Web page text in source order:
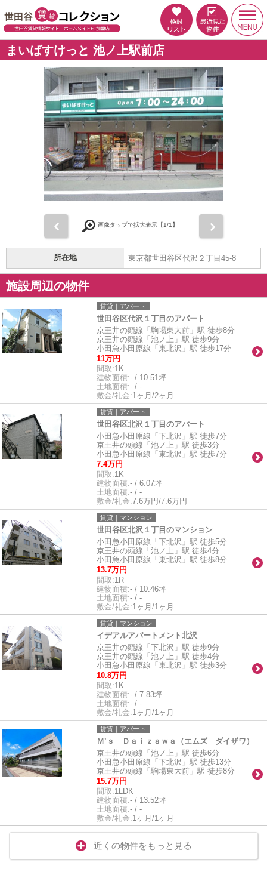
まいばすけっと 池ノ上駅前店
画像タップで拡大表示【1/1】
所在地 東京都世田谷区代沢２丁目45-8
施設周辺の物件
賃貸｜アパート
世田谷区代沢１丁目のアパート
京王井の頭線「駒場東大前」駅 徒歩8分
京王井の頭線「池ノ上」駅 徒歩9分
小田急小田原線「東北沢」駅 徒歩17分
11万円
間取:1K
建物面積:- / 10.51坪
土地面積:- / -
敷金/礼金:1ヶ月/2ヶ月
賃貸｜アパート
世田谷区北沢１丁目のアパート
小田急小田原線「下北沢」駅 徒歩7分
京王井の頭線「池ノ上」駅 徒歩3分
小田急小田原線「東北沢」駅 徒歩7分
7.4万円
間取:1K
建物面積:- / 6.07坪
土地面積:- / -
敷金/礼金:7.6万円/7.6万円
賃貸｜マンション
世田谷区北沢１丁目のマンション
小田急小田原線「下北沢」駅 徒歩5分
京王井の頭線「池ノ上」駅 徒歩4分
小田急小田原線「東北沢」駅 徒歩8分
13.7万円
間取:1R
建物面積:- / 10.46坪
土地面積:- / -
敷金/礼金:1ヶ月/1ヶ月
賃貸｜マンション
イデアルアパートメント北沢
京王井の頭線「下北沢」駅 徒歩9分
京王井の頭線「池ノ上」駅 徒歩4分
小田急小田原線「東北沢」駅 徒歩3分
10.8万円
間取:1K
建物面積:- / 7.83坪
土地面積:- / -
敷金/礼金:1ヶ月/1ヶ月
賃貸｜アパート
Ｍ’ｓ Ｄａｉｚａｗａ（エムズ ダイザワ）
京王井の頭線「池ノ上」駅 徒歩6分
小田急小田原線「下北沢」駅 徒歩13分
京王井の頭線「駒場東大前」駅 徒歩8分
15.7万円
間取:1LDK
建物面積:- / 13.52坪
土地面積:- / -
敷金/礼金:1ヶ月/1ヶ月
近くの物件をもっと見る